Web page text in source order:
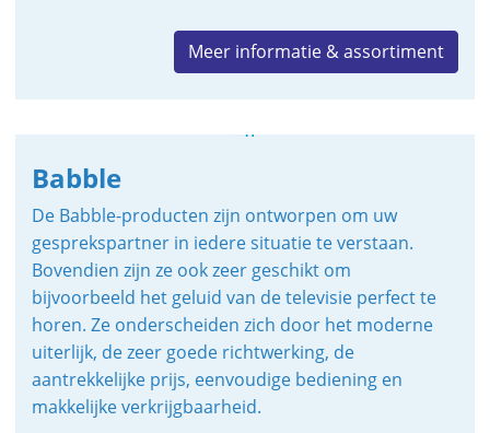
Meer informatie & assortiment
Babble
De Babble-producten zijn ontworpen om uw
gesprekspartner in iedere situatie te verstaan.
Bovendien zijn ze ook zeer geschikt om
bijvoorbeeld het geluid van de televisie perfect te
horen. Ze onderscheiden zich door het moderne
uiterlijk, de zeer goede richtwerking, de
aantrekkelijke prijs, eenvoudige bediening en
makkelijke verkrijgbaarheid.